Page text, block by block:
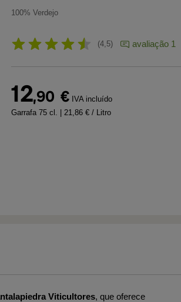
100% Verdejo
4,5 avaliação 1
12,90 € IVA incluído
Garrafa 75 cl. | 21,86 € / Litro
Viticultores, que oferece